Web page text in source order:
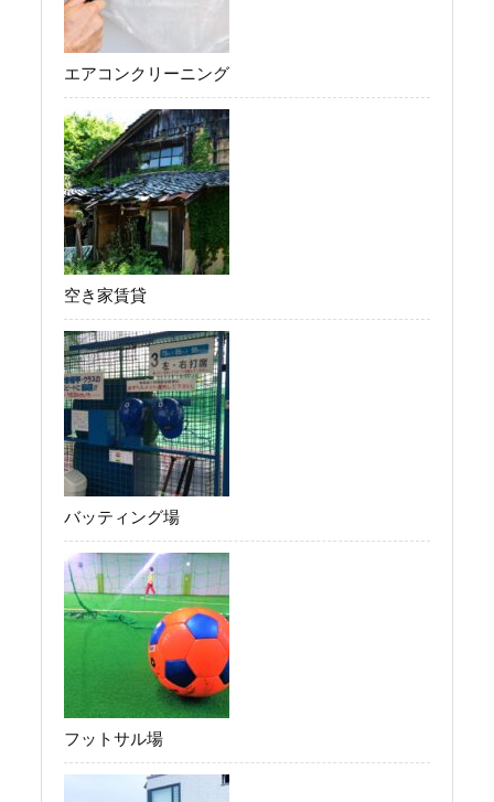
エアコンクリーニング
空き家賃貸
バッティング場
フットサル場